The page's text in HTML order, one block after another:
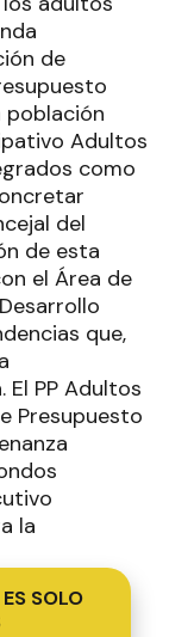
de
población
Adultos
como
del
de esta
el Área de
que,
PP Adultos
Presupuesto
la
SOLO